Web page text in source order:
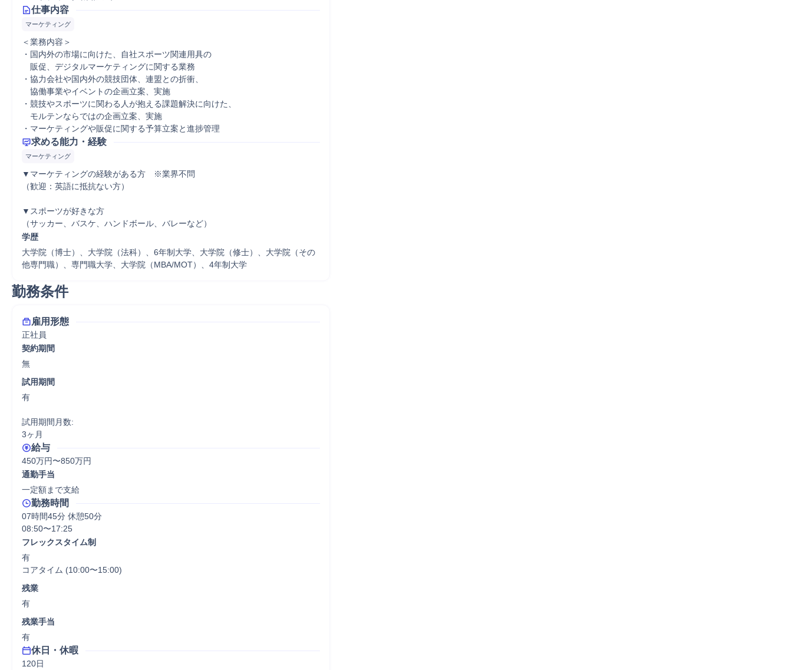
仕事内容
マーケティング
＜業務内容＞
・国内外の市場に向けた、自社スポーツ関連用具の
販促、デジタルマーケティングに関する業務
・協力会社や国内外の競技団体、連盟との折衝、
協働事業やイベントの企画立案、実施
・競技やスポーツに関わる人が抱える課題解決に向けた、
モルテンならではの企画立案、実施
・マーケティングや販促に関する予算立案と進捗管理
求める能力・経験
マーケティング
▼マーケティングの経験がある方　※業界不問
（歓迎：英語に抵抗ない方）
▼スポーツが好きな方
（サッカー、バスケ、ハンドボール、バレーなど）
学歴
大学院（博士）、大学院（法科）、6年制大学、大学院（修士）、大学院（その
他専門職）、専門職大学、大学院（MBA/MOT）、4年制大学
勤務条件
雇用形態
正社員
契約期間
無
試用期間
有
試用期間月数:
3ヶ月
給与
450万円〜850万円
通勤手当
一定額まで支給
勤務時間
07時間45分 休憩50分
08:50〜17:25
フレックスタイム制
有
コアタイム (10:00〜15:00)
残業
有
残業手当
有
休日・休暇
120日